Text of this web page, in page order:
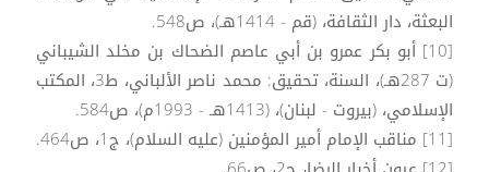
البعثة، دار الثقافة، (قم - 1414هـ)، ص548.
[10] أبو بكر عمرو بن أبي عاصم الضحاك بن مخلد الشيباني
(ت 287هـ)، السنة، تحقيق: محمد ناصر الألباني، ط3، المكتب
الإسلامي، (بيروت - لبنان)، (1413هـ - 1993م)، ص584.
[11] مناقب الإمام أمير المؤمنين (عليه السلام)، ج1، ص464.